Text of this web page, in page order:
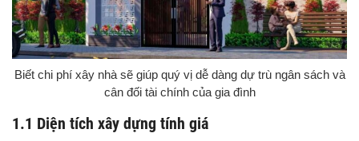
Biết chi phí xây nhà sẽ giúp quý vị dễ dàng dự trù ngân sách và
cân đối tài chính của gia đình
1.1 Diện tích xây dựng tính giá